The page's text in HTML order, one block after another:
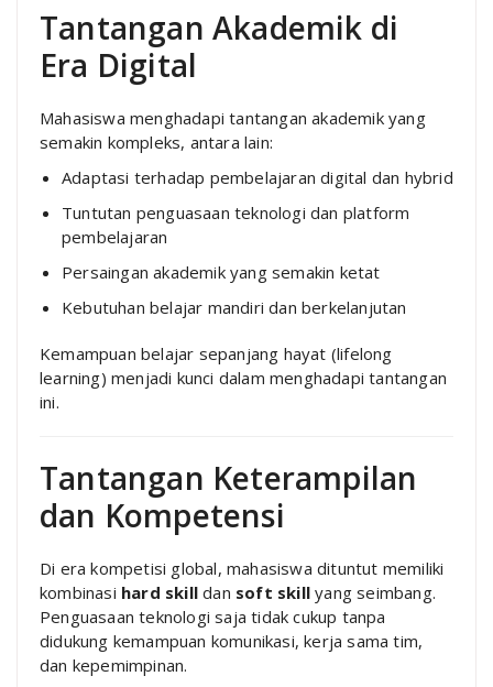
Tantangan Akademik di
Era Digital
Mahasiswa menghadapi tantangan akademik yang
semakin kompleks, antara lain:
Adaptasi terhadap pembelajaran digital dan hybrid
Tuntutan penguasaan teknologi dan platform
pembelajaran
Persaingan akademik yang semakin ketat
Kebutuhan belajar mandiri dan berkelanjutan
Kemampuan belajar sepanjang hayat (lifelong
learning) menjadi kunci dalam menghadapi tantangan
ini.
Tantangan Keterampilan
dan Kompetensi
Di era kompetisi global, mahasiswa dituntut memiliki
kombinasi hard skill dan soft skill yang seimbang.
Penguasaan teknologi saja tidak cukup tanpa
didukung kemampuan komunikasi, kerja sama tim,
dan kepemimpinan.